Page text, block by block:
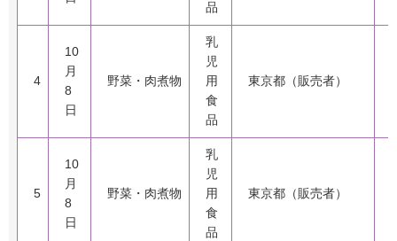
品
4
10
月
8
日
野菜・肉煮物
乳
児
用
食
品
東京都（販売者）
5
10
月
8
日
野菜・肉煮物
乳
児
用
食
品
東京都（販売者）